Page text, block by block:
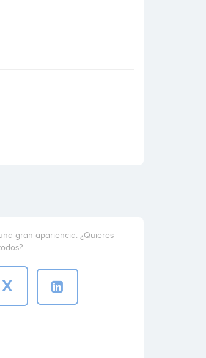
gran apariencia. ¿Quieres
X